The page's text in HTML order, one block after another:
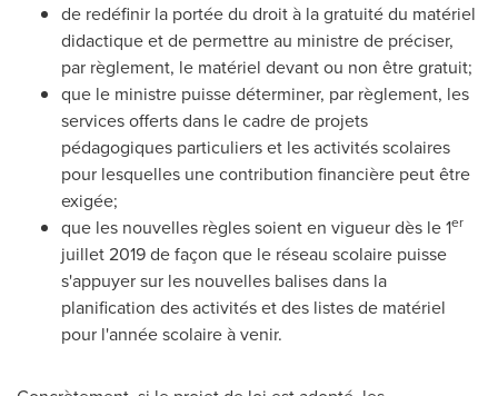
de redéfinir la portée du droit à la gratuité du matériel
didactique et de permettre au ministre de préciser,
par règlement, le matériel devant ou non être gratuit;
que le ministre puisse déterminer, par règlement, les
services offerts dans le cadre de projets
pédagogiques particuliers et les activités scolaires
pour lesquelles une contribution financière peut être
exigée;
que les nouvelles règles soient en vigueur dès le 1er
juillet 2019 de façon que le réseau scolaire puisse
s'appuyer sur les nouvelles balises dans la
planification des activités et des listes de matériel
pour l'année scolaire à venir.